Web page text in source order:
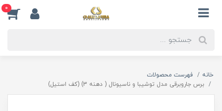
0
خانه
فهرست محصولات
برس جاروبرقی مدل توشیبا و ناسیونال ( دهنه 3) (کف استیل)